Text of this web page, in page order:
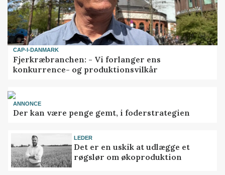
CAP-I-DANMARK
Fjerkræbranchen: - Vi forlanger ens
konkurrence- og produktionsvilkår
ANNONCE
Der kan være penge gemt, i foderstrategien
LEDER
Det er en uskik at udlægge et
røgslør om økoproduktion